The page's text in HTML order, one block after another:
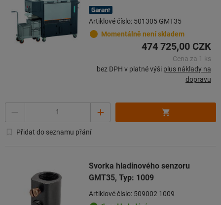
Artiklové číslo: 501305 GMT35
Momentálně není skladem
474 725,00 CZK
Cena za 1 ks
bez DPH v platné výši plus náklady na
dopravu
Přidat do seznamu přání
Svorka hladinového senzoru
GMT35, Typ: 1009
Artiklové číslo: 509002 1009